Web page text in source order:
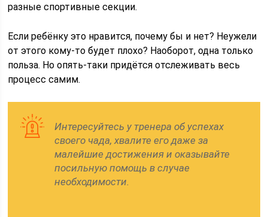
разные спортивные секции.
Если ребёнку это нравится, почему бы и нет? Неужели
от этого кому-то будет плохо? Наоборот, одна только
польза. Но опять-таки придётся отслеживать весь
процесс самим.
Интересуйтесь у тренера об успехах
своего чада, хвалите его даже за
малейшие достижения и оказывайте
посильную помощь в случае
необходимости.